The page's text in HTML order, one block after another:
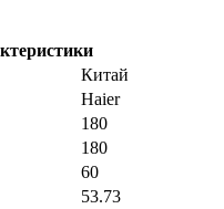
Китай
Haier
180
180
60
53.73